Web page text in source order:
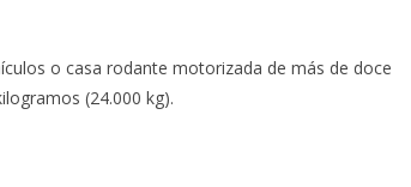
o casa rodante motorizada de más de doce
(24.000 kg).